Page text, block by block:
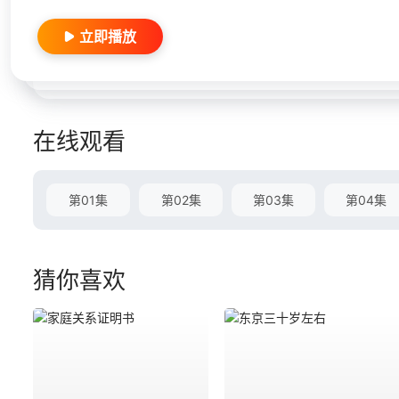
立即播放
在线观看
第01集 第02集 第03集 第04集
猜你喜欢